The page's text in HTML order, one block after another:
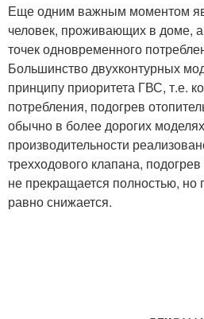
Еще одним важным моментом
человек, проживающих в доме,
точек одновременного
Большинство двухконтурных
принципу приоритета ГВС, т.е.
потребления, подогрев
обычно в более дорогих
производительности
трехходового клапана,
не прекращается полностью, но
равно снижается.